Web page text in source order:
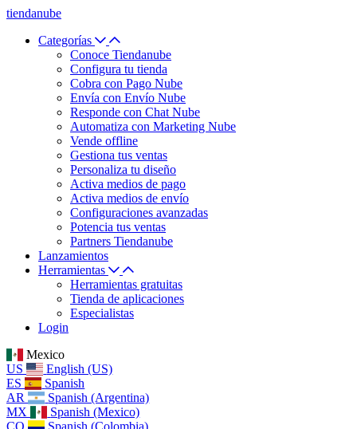
tiendanube
Categorías
Conoce Tiendanube
Configura tu tienda
Cobra con Pago Nube
Envía con Envío Nube
Responde con Chat Nube
Automatiza con Marketing Nube
Vende offline
Gestiona tus ventas
Personaliza tu diseño
Activa medios de pago
Activa medios de envío
Configuraciones avanzadas
Potencia tus ventas
Partners Tiendanube
Lanzamientos
Herramientas
Herramientas gratuitas
Tienda de aplicaciones
Especialistas
Login
Mexico
US
English (US)
ES
Spanish
AR
Spanish (Argentina)
MX
Spanish (Mexico)
CO
Spanish (Colombia)